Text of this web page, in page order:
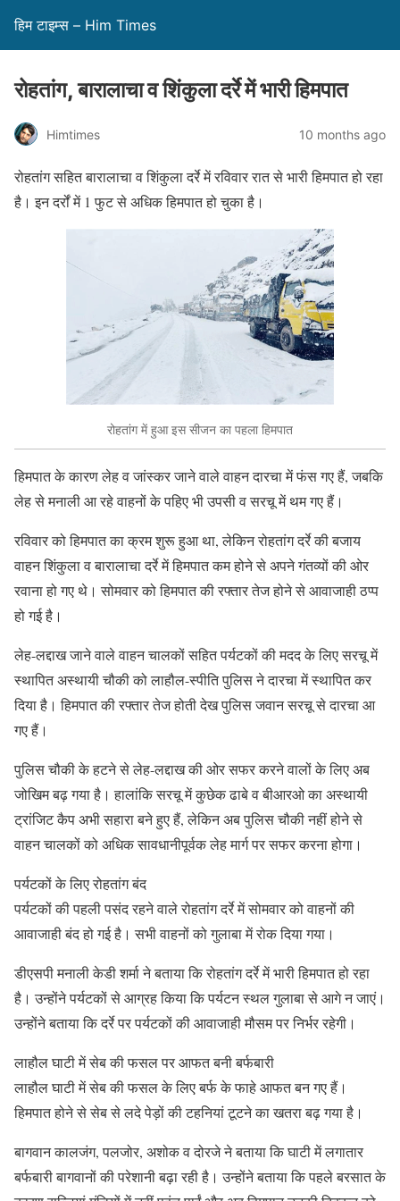
हिम टाइम्स – Him Times
रोहतांग, बारालाचा व शिंकुला दर्रे में भारी हिमपात
Himtimes 10 months ago
रोहतांग सहित बारालाचा व शिंकुला दर्रे में रविवार रात से भारी हिमपात हो रहा
है। इन दर्रों में 1 फुट से अधिक हिमपात हो चुका है।
रोहतांग में हुआ इस सीजन का पहला हिमपात
हिमपात के कारण लेह व जांस्कर जाने वाले वाहन दारचा में फंस गए हैं, जबकि
लेह से मनाली आ रहे वाहनों के पहिए भी उपसी व सरचू में थम गए हैं।
रविवार को हिमपात का क्रम शुरू हुआ था, लेकिन रोहतांग दर्रे की बजाय
वाहन शिंकुला व बारालाचा दर्रे में हिमपात कम होने से अपने गंतव्यों की ओर
रवाना हो गए थे। सोमवार को हिमपात की रफ्तार तेज होने से आवाजाही ठप्प
हो गई है।
लेह-लद्दाख जाने वाले वाहन चालकों सहित पर्यटकों की मदद के लिए सरचू में
स्थापित अस्थायी चौकी को लाहौल-स्पीति पुलिस ने दारचा में स्थापित कर
दिया है। हिमपात की रफ्तार तेज होती देख पुलिस जवान सरचू से दारचा आ
गए हैं।
पुलिस चौकी के हटने से लेह-लद्दाख की ओर सफर करने वालों के लिए अब
जोखिम बढ़ गया है। हालांकि सरचू में कुछेक ढाबे व बीआरओ का अस्थायी
ट्रांजिट कैप अभी सहारा बने हुए हैं, लेकिन अब पुलिस चौकी नहीं होने से
वाहन चालकों को अधिक सावधानीपूर्वक लेह मार्ग पर सफर करना होगा।
पर्यटकों के लिए रोहतांग बंद
पर्यटकों की पहली पसंद रहने वाले रोहतांग दर्रे में सोमवार को वाहनों की
आवाजाही बंद हो गई है। सभी वाहनों को गुलाबा में रोक दिया गया।
डीएसपी मनाली केडी शर्मा ने बताया कि रोहतांग दर्रे में भारी हिमपात हो रहा
है। उन्होंने पर्यटकों से आग्रह किया कि पर्यटन स्थल गुलाबा से आगे न जाएं।
उन्होंने बताया कि दर्रे पर पर्यटकों की आवाजाही मौसम पर निर्भर रहेगी।
लाहौल घाटी में सेब की फसल पर आफत बनी बर्फबारी
लाहौल घाटी में सेब की फसल के लिए बर्फ के फाहे आफत बन गए हैं।
हिमपात होने से सेब से लदे पेड़ों की टहनियां टूटने का खतरा बढ़ गया है।
बागवान कालजंग, पलजोर, अशोक व दोरजे ने बताया कि घाटी में लगातार
बर्फबारी बागवानों की परेशानी बढ़ा रही है। उन्होंने बताया कि पहले बरसात के